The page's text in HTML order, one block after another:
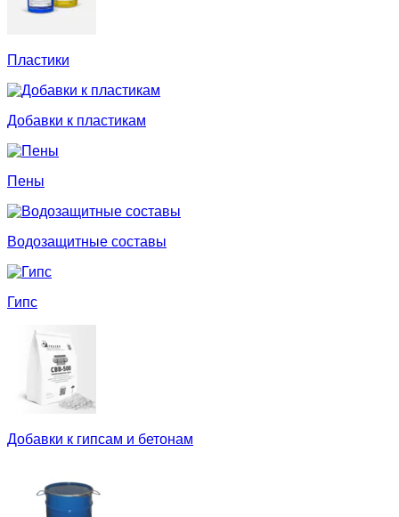
Пластики
Добавки к пластикам
Пены
Водозащитные составы
Гипс
Добавки к гипсам и бетонам